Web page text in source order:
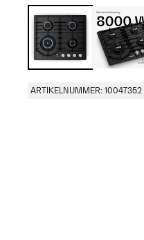
ARTIKELNUMMER: 10047352